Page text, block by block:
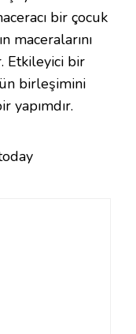
bir çocuk
maceralarını
Etkileyici bir
birleşimini
yapımdır.